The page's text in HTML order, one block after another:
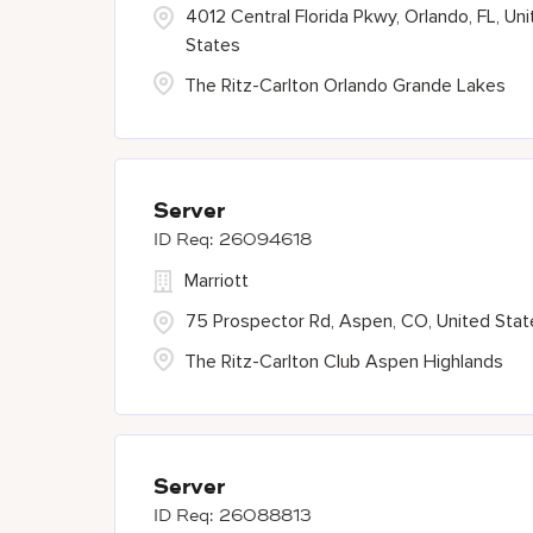
4012 Central Florida Pkwy, Orlando, FL,
States
The Ritz-Carlton Orlando Grande Lakes
Server
26094618
75 Prospector Rd, Aspen, CO, United
Marriott
The Ritz-Carlton Club Aspen Highlands
Server
26088813